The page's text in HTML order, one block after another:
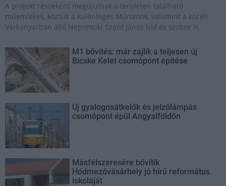
A projekt részeként megújulnak a területen található
műemlékek, köztük a különleges Műromok, valamint a közeli
Várkanyarban álló Nepomuki Szent János híd és szobor is.
M1 bővítés: már zajlik a teljesen új
Bicske Kelet csomópont építése
Új gyalogosátkelők és jelzőlámpás
csomópont épül Angyalföldön
Másfélszeresére bővítik
Hódmezővásárhely jó hírű református
iskoláját